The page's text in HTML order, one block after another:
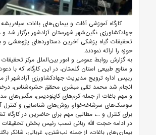
کارگاه آموزشی آفات و بیماری‌های باغات سیاه‌ریشه
جهادکشاورزی نگین‌شهر شهرستان آزادشهر برگزار
تحقیقات گیاه پزشکی آخرین دستاوردهای پژوهشی و
حوزه را ارائه نمودند.
به گزارش روابط عمومی و امور بین‌الملل مرکز
و منابع طبیعی استان گلستان، در این کارگاه، که با
رییس اداره ترویج مدیریت جهادکشاورزی آزادشهر از
انجام شد محمد تقی مبشری محقق حشره‌شناس،
و مهم باغات از جمله کرم‌های کاپنودیس، مگس‌های
سوسک‌های سرشاخه‌خوار، روش‌های شناسایی و کنترل
برای کنترل و …، مطالبی مهم برای حاضرین در کارگاه
در ادامه حجت الله ربانی نسب رئیس بخش تحقیقات
بیماری‌های باغات، از جمله لب‌شتری، غربالی، شانکر